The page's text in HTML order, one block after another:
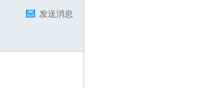
发送消息